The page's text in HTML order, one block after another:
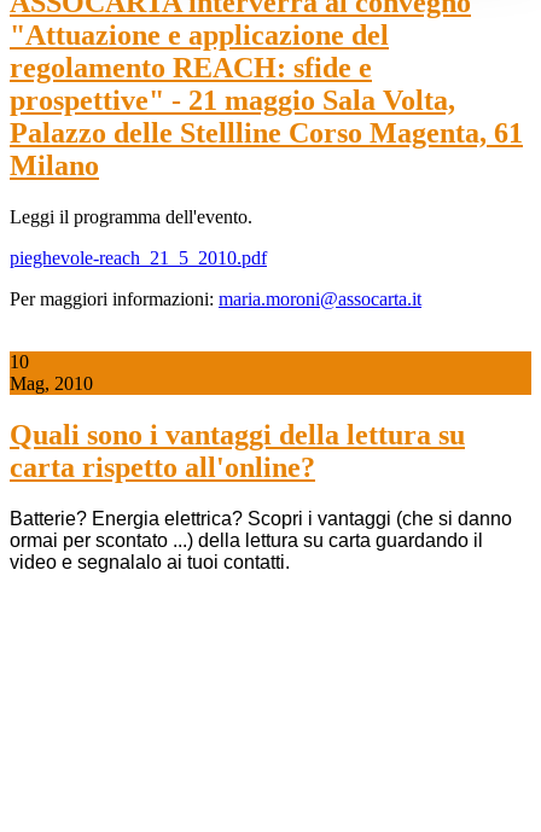
"Attuazione e applicazione del
regolamento REACH: sfide e
prospettive" - 21 maggio Sala Volta,
Palazzo delle Stellline Corso Magenta, 61
Milano
Leggi il programma dell'evento.
pieghevole-reach_21_5_2010.pdf
Per maggiori informazioni: maria.moroni@assocarta.it
10
Mag, 2010
Quali sono i van­taggi della let­tura su
carta ris­petto all'on­line?
Batterie? Energia elettrica? Scopri i vantaggi (che si danno
ormai per scontato ...) della lettura su carta guardando il
video e segnalalo ai tuoi contatti.